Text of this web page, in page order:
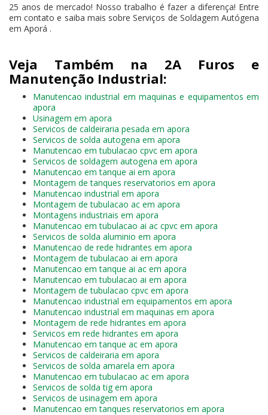
25 anos de mercado! Nosso trabalho é fazer a diferença! Entre
em contato e saiba mais sobre Serviços de Soldagem Autógena
em Aporá .
Veja Também na 2A Furos e
Manutenção Industrial:
Manutencao industrial em maquinas e equipamentos em
apora
Usinagem em apora
Servicos de caldeiraria pesada em apora
Servicos de solda autogena em apora
Manutencao em tubulacao cpvc em apora
Servicos de soldagem autogena em apora
Manutencao em tanque ai em apora
Montagem de tanques reservatorios em apora
Manutencao industrial em apora
Montagem de tubulacao ac em apora
Montagens industriais em apora
Manutencao em tubulacao ai ac cpvc em apora
Servicos de solda aluminio em apora
Manutencao de rede hidrantes em apora
Montagem de tubulacao ai em apora
Manutencao em tanque ai ac em apora
Manutencao em tubulacao ai em apora
Montagem de tubulacao cpvc em apora
Manutencao industrial em equipamentos em apora
Manutencao industrial em maquinas em apora
Montagem de rede hidrantes em apora
Servicos em rede hidrantes em apora
Manutencao em tanque ac em apora
Servicos de caldeiraria em apora
Servicos de solda amarela em apora
Manutencao em tubulacao ac em apora
Servicos de solda tig em apora
Servicos de usinagem em apora
Manutencao em tanques reservatorios em apora